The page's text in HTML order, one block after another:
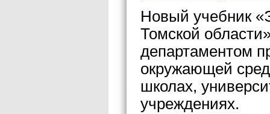
Новый учебник
Томской
департаментом
окружающей
школах,
учреждениях.